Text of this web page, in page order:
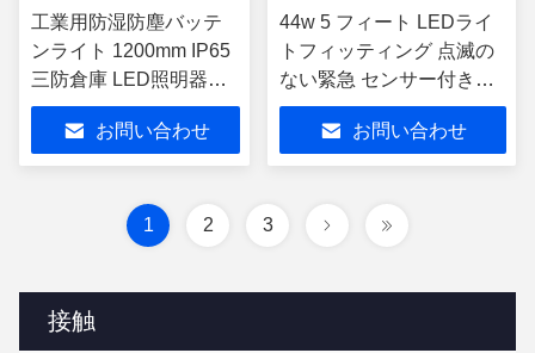
接触
工業用防湿防塵バッテ
ンライト 1200mm IP65
三防倉庫 LED照明器具
トンネル照明 防雨型バ
ッテン器具 3CCT切替可
能
お問い合わせ
44w 5 フィート LEDライ
トフィッティング 点滅の
ない緊急 センサー付き耐
天候バット
お問い合わせ
1 2 3